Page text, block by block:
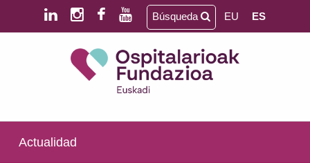
Saltar al contenido principal
Saltar al pie de página
SALUD MENTAL | DISCAPACIDAD INTELECTUAL | NEURORREHABILITACIÓN Y DAÑO CEREBRAL | PERSONA MAYOR
Búsqueda EU ES
Actualidad